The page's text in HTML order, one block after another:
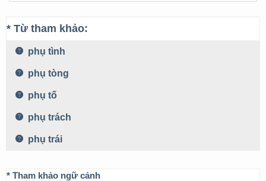
* Từ tham khảo:
phụ tình
phụ tòng
phụ tố
phụ trách
phụ trái
* Tham khảo ngữ cảnh